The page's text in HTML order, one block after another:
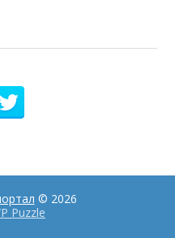
© 2026
Puzzle